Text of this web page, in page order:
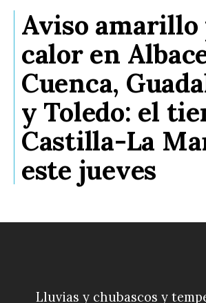
Aviso amarillo
calor en
Cuenca,
y Toledo: el
Castilla-La
este jueves
Lluvias y chubascos y